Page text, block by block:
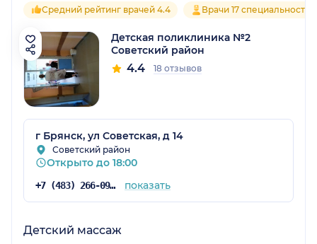
Средний рейтинг врачей 4.4 Врачи 17 специальностей
Детская поликлиника №2
Советский район
4.4 18 отзывов
г Брянск, ул Советская, д 14
Советский район
Открыто до 18:00
+7 (483) 266-09-95 показать
Детский массаж